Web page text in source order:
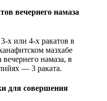
вечернего намаза
х или 4-х ракатов в
мазхабе
намаза, в
— 3 раката.
для совершения